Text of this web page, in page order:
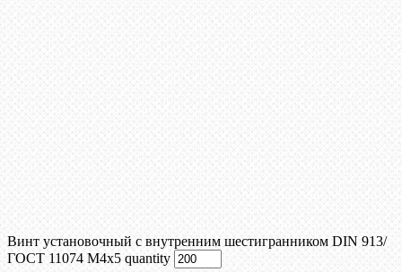
Винт установочный с внутренним шестигранником DIN 913/
ГОСТ 11074 М4x5 quantity